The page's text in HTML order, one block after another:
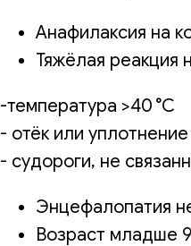
Анафилаксия на
Тяжёлая
-температура >40 °C
- отёк или
- судороги, не
Энцефалопатия
Возраст младше